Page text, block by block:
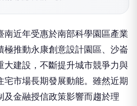
南近年受惠於南部科學園區產業
極推動永康創意設計園區、沙崙
大建設，不斷提升城市競爭力與
宅市場長期發展動能。雖然近期
及金融授信政策影響而趨於理